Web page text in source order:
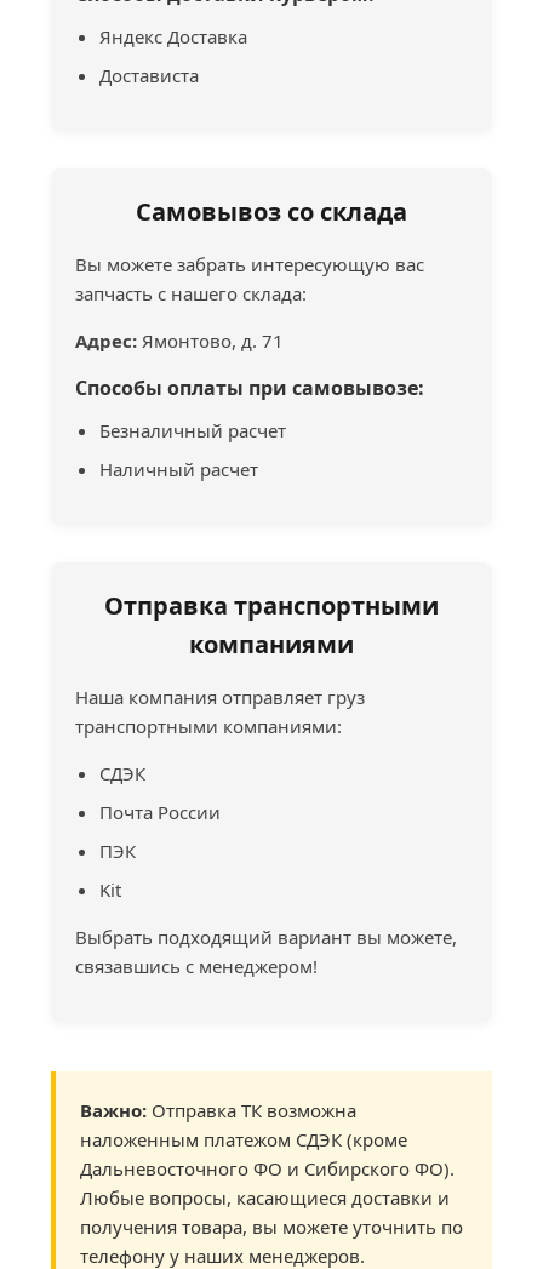
Яндекс Доставка
Достависта
Самовывоз со склада
Вы можете забрать интересующую вас
запчасть с нашего склада:
Адрес: Ямонтово, д. 71
Способы оплаты при самовывозе:
Безналичный расчет
Наличный расчет
Отправка транспортными
компаниями
Наша компания отправляет груз
транспортными компаниями:
СДЭК
Почта России
ПЭК
Kit
Выбрать подходящий вариант вы можете,
связавшись с менеджером!
Важно: Отправка ТК возможна
наложенным платежом СДЭК (кроме
Дальневосточного ФО и Сибирского ФО).
Любые вопросы, касающиеся доставки и
получения товара, вы можете уточнить по
телефону у наших менеджеров.